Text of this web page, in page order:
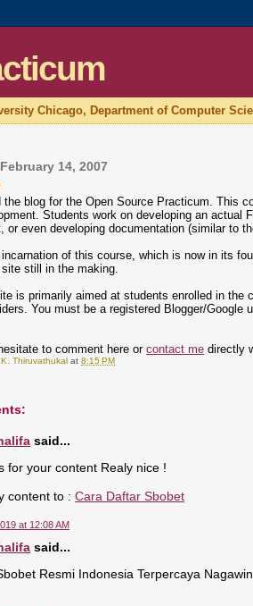
Chicago, Department of Computer
14, 2007
the blog for the Open Source Practicum. This
Students work on developing an actual
or even developing documentation (similar to
incarnation of this course, which is now in its
still in the making.
is primarily aimed at students enrolled in the
You must be a registered Blogger/
to comment here orcontact me directly
Thiruvathukal at8:15 PM
said...
for your content Realy nice !
content to :Cara Daftar Sbobet
at 12:08 AM
said...
Resmi Indonesia Terpercaya Nagawin